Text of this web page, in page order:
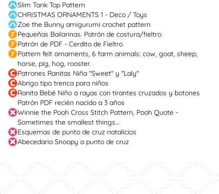
Slim Tank Top Pattern
CHRISTMAS ORNAMENTS 1 - Deco / Toys
Zoe the Bunny amigurumi crochet pattern
Pequeñas Bailarinas. Patrón de costura/fieltro
Patrón de PDF - Cerdito de Fieltro
Pattern felt ornaments, 6 farm animals: cow, goat, sheep,
horse, pig, hog, rooster.
Patrones Ranitas Niña "Sweet" y "Laly"
Abrigo tipo trenca para niños
Ranita Bebé Niño a rayas con tirantes cruzados y botones
Patrón PDF recién nacido a 3 años
Winnie the Pooh Cross Stitch Pattern, Pooh Quote -
Sometimes the smallest things...
Esquemas de punto de cruz natalicios
Abecedario Snoopy a punto de cruz